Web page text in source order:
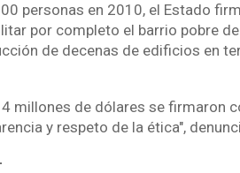
personas en 2010, el Estado
por completo el barrio pobre
de decenas de edificios en
millones de dólares se firmaron
y respeto de la ética",